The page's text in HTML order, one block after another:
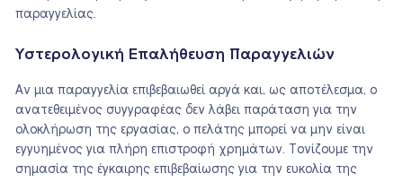
παραγγελίας.
Υστερολογική Επαλήθευση Παραγγελιών
Αν μια παραγγελία επιβεβαιωθεί αργά και, ως αποτέλεσμα, ο
ανατεθειμένος συγγραφέας δεν λάβει παράταση για την
ολοκλήρωση της εργασίας, ο πελάτης μπορεί να μην είναι
εγγυημένος για πλήρη επιστροφή χρημάτων. Τονίζουμε την
σημασία της έγκαιρης επιβεβαίωσης για την ευκολία της